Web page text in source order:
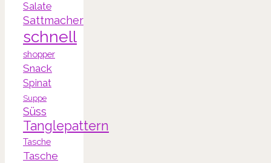
Salate
Sattmacher
schnell
shopper
Snack
Spinat
Suppe
Süss
Tanglepattern
Tasche
Tasche